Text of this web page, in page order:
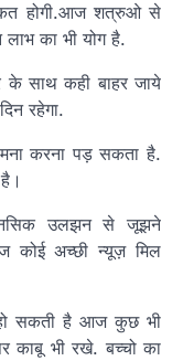
होगी.आज शत्रुओ से
का भी योग है.
के साथ कही बाहर जाये
रहेगा.
करना पड़ सकता है.
उलझन से जूझने
कोई अच्छी न्यूज़ मिल
सकती है आज कुछ भी
काबू भी रखे. बच्चो का